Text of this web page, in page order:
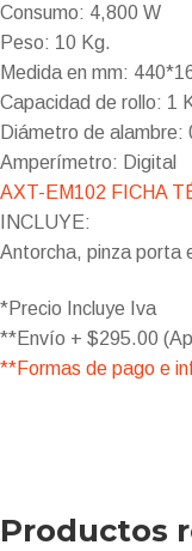
Consumo: 4,800 W
Peso: 10 Kg.
Medida en mm:
Capacidad de rollo: 1
Diámetro de alambre:
Amperímetro: Digital
AXT-EM102 FICHA
​​​INCLUYE:
Antorcha, pinza porta
*Precio Incluye Iva
**Envío + $295.00
**Formas de pago e
Productos